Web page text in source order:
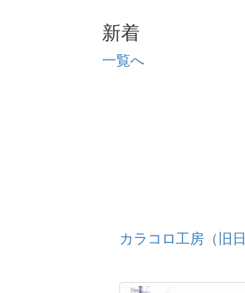
新着
一覧へ
カラコロ工房（旧